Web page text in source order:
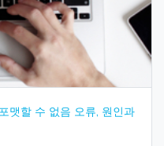
맷할 수 없음 오류, 원인과